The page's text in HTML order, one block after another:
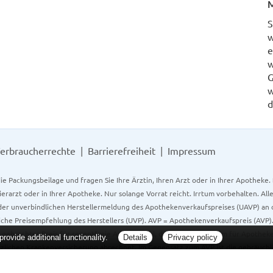
Barrierefreiheit Impressum
Packungsbeilage und fragen Sie Ihre Ärztin, Ihren Arzt oder in Ihrer
oder in Ihrer Apotheke. Nur solange Vorrat reicht. Irrtum vorbehalten.
unverbindlichen Herstellermeldung des Apothekenverkaufspreises (UAVP)
Preisempfehlung des Herstellers (UVP). AVP = Apothekenverkaufspreis
gebrachter Preis für rezeptfreie Arzneimittel, der in der Höhe dem für
Krankenversicherung abrechnet. Im Gegensatz zum AVP ist die
additional functionality. Details Privacy policy